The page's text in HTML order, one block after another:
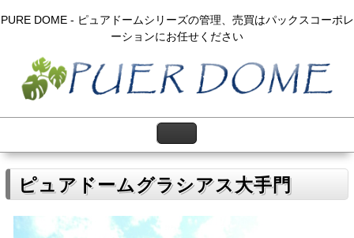
PURE DOME - ピュアドームシリーズの管理、売買はパックスコーポレ
ーションにお任せください
ピュアドームグラシアス大手門